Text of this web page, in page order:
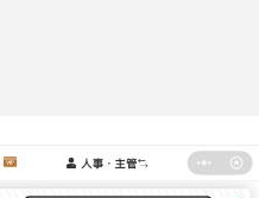
两道钢铁防线。对狼群而
同样由最强壮的个体组成
草原上，后翼若被撕开，整